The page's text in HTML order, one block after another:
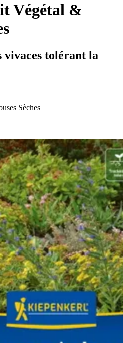
Végétal &
vivaces tolérant la
Sèches